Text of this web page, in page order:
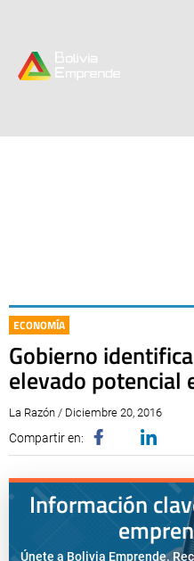
ECONOMÍA
Gobierno
elevado potencial
La Razón / Diciembre 20, 2016
Compartir en:
Información
Únete a Bolivia Emprende.